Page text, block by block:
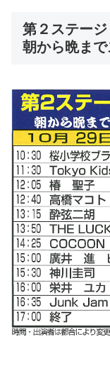
第２ステージ
朝から晩ま